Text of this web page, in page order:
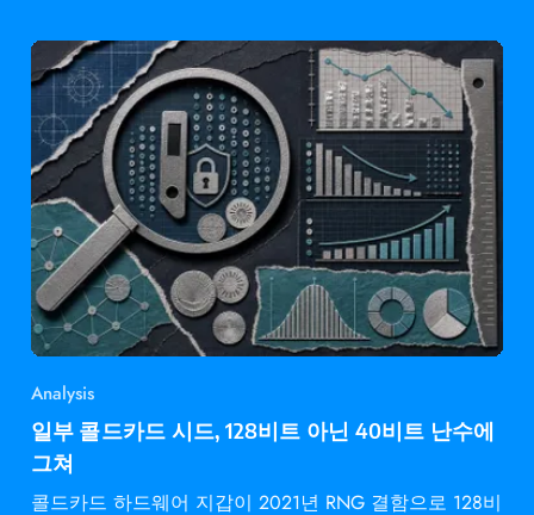
Analysis
일부 콜드카드 시드, 128비트 아닌 40비트 난수에
그쳐
콜드카드 하드웨어 지갑이 2021년 RNG 결함으로 128비